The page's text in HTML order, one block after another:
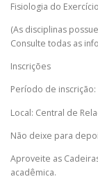
Fisiologia do Exercício
(As disciplinas
Consulte todas as
Inscrições
Período de
Local: Central de
Não deixe para
Aproveite as
acadêmica.